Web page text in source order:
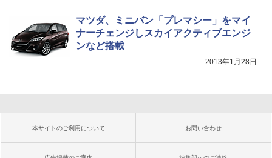
マツダ、ミニバン「プレマシー」をマイ
ナーチェンジしスカイアクティブエンジ
ンなど搭載
2013年1月28日
本サイトのご利用について お問い合わせ